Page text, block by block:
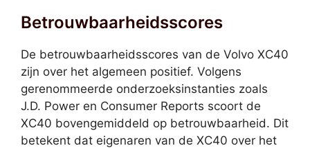
Betrouwbaarheidsscores
De betrouwbaarheidsscores van de Volvo XC40
zijn over het algemeen positief. Volgens
gerenommeerde onderzoeksinstanties zoals
J.D. Power en Consumer Reports scoort de
XC40 bovengemiddeld op betrouwbaarheid. Dit
betekent dat eigenaren van de XC40 over het